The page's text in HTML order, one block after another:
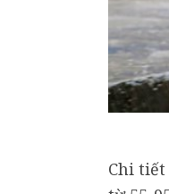
Chi tiết